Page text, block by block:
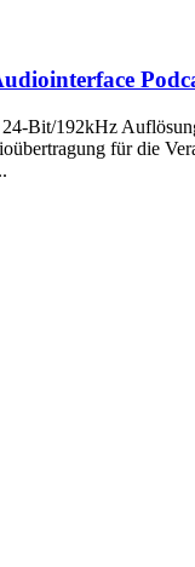
Bit/192kHz
für die